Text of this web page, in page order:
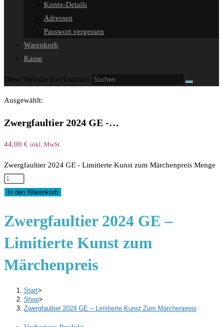
Konto-Details
Adressen
Passwort vergessen
Warenkorb
Kasse
Diese Website durchsuchen
Ausgewählt:
Zwergfaultier 2024 GE -…
44,00 € inkl. MwSt
Zwergfaultier 2024 GE - Limitierte Kunst zum Märchenpreis Menge
In den Warenkorb
Zwergfaultier 2024 GE –
Limitierte Kunst zum
Märchenpreis
Start>
Shop>
Zwergfaultier 2024 GE – Limitierte Kunst Zum Märchenpreis